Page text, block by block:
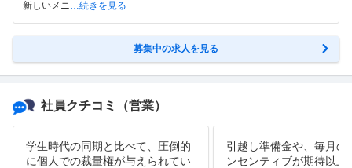
新しいメニ
…続きを見る
募集中の求人を見る
社員クチコミ （営業）
学生時代の同期と比べて、圧倒的
に個人での裁量権が与えられてい
引越し準備金や、毎月の
ンセンティブが期待以上